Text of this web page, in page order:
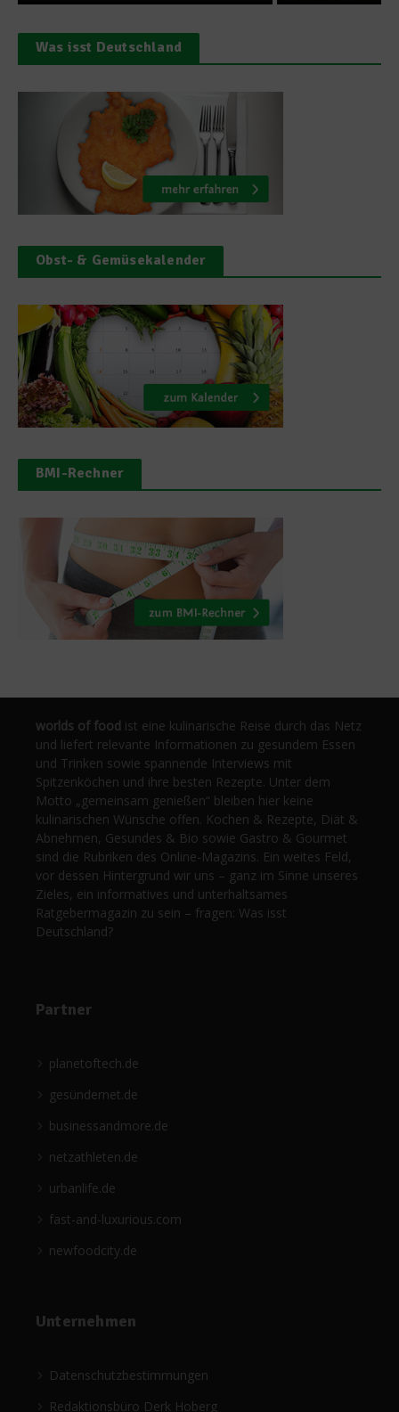
Was isst Deutschland
Obst- & Gemüsekalender
BMI-Rechner
worlds of food ist eine kulinarische Reise durch das Netz
und liefert relevante Informationen zu gesundem Essen
und Trinken sowie spannende Interviews mit
Spitzenköchen und ihre besten Rezepte. Unter dem
Motto „gemeinsam genießen“ bleiben hier keine
kulinarischen Wünsche offen. Kochen & Rezepte, Diät &
Abnehmen, Gesundes & Bio sowie Gastro & Gourmet
sind die Rubriken des Online-Magazins. Ein weites Feld,
vor dessen Hintergrund wir uns – ganz im Sinne unseres
Zieles, ein informatives und unterhaltsames
Ratgebermagazin zu sein – fragen: Was isst
Deutschland?
Partner
planetoftech.de
gesündernet.de
businessandmore.de
netzathleten.de
urbanlife.de
fast-and-luxurious.com
newfoodcity.de
Unternehmen
Datenschutzbestimmungen
Redaktionsbüro Derk Hoberg